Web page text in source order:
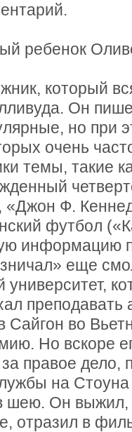
ребенок
который
Он
но при
очень
темы, такие
«Джон Ф.
футбол
информацию
еще
преподавать
Сайгон во
Но вскоре
за правое
на
шею. Он
отразил в